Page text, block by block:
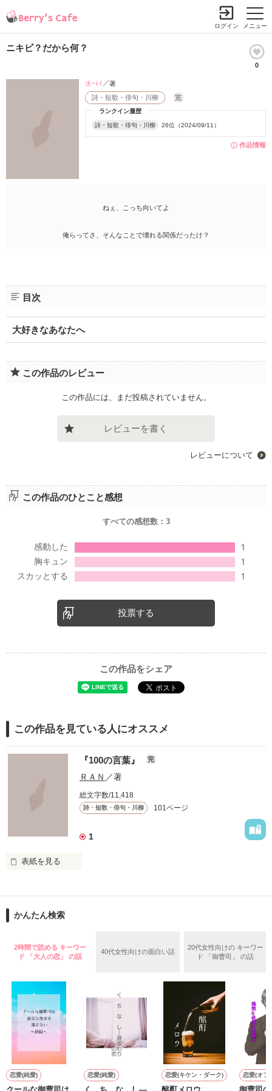
メニュー
ログイン
ニキビ？だから何？
0
作品情報
ランクイン履歴
詩・短歌・俳句・川柳 26位（2024/09/11）
詩・短歌・俳句・川柳 完
水ｰﾚｲ ／著
ねぇ、こっち向いてよ
俺らってさ、そんなことで壊れる関係だったけ？
目次
大好きなあなたへ
この作品のレビュー
この作品には、まだ投稿されていません。
レビューを書く
レビューについて
この作品のひとこと感想
すべての感想数： 3
投票する
この作品をシェア
この作品を見ている人にオススメ
『100の言葉』 完
ＲＡＮ ／著
総文字数/11,418
詩・短歌・俳句・川柳 101ページ
1
表紙を見る
葉を綴りました…
作品を読む
かんたん検索
2時間で読める キーワー
ド 「大人の恋」 の話
40代女性向けの面白い話
20代女性向けの キーワー
ド 「御曹司」 の話
恋愛(純愛) 恋愛(純愛) 恋愛(キケン・ダーク) 恋愛(オフ